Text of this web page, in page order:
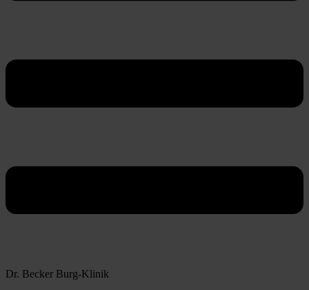
Dr. Becker Burg-Klinik